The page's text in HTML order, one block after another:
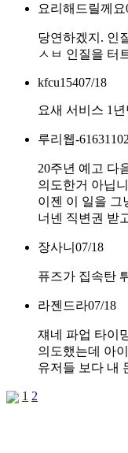
요리해드릴께요
당연하겠지. 인
ㅅㅂ 인질을 터
kfcu15407/18
요새 서비스 1
루리웹-
20주년 예고 다
의도한거 아닙
이젠 이 일을 그
너넨 직변권 받
장사니 07/18
퓨즈가 집속탄
라젠드라07/18
쟤네 파업 타이
의도했는데 아
유저들 보다 내
1 2